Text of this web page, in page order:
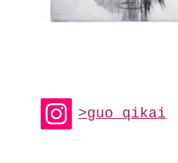
>guo_qikai